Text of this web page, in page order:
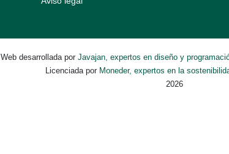
Web desarrollada por Javajan, expertos en diseño y
Licenciada por Moneder, expertos en la
2026